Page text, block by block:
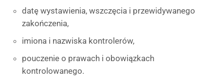
datę wystawienia, wszczęcia i przewidywanego
zakończenia,
imiona i nazwiska kontrolerów,
pouczenie o prawach i obowiązkach
kontrolowanego.